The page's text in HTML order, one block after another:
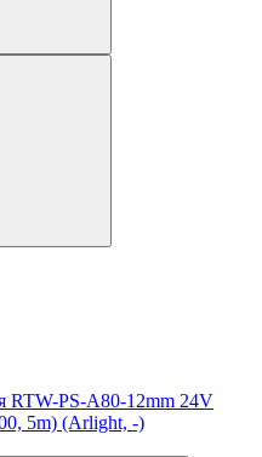
RTW-PS-A80-12mm 24V
5m) (Arlight, -)